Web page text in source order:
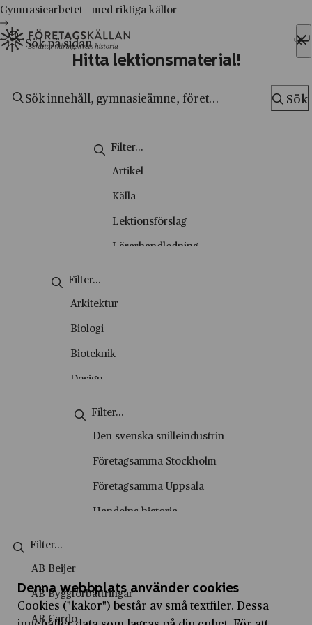
Hoppa till innehåll
Till innehåll
Gymnasiearbetet - med riktiga källor
Sök efter:
Hitta lektionsmaterial!
Sök
Sök
Artikel
Källa
Lektionsförslag
Lärarhandledning
Arkitektur
Biologi
Bioteknik
Design
Engelska
Entreprenörskap
Entreprenörskap och företagande
Film- och tv-produktion
Försäljning och kundservice
Geografi
Den svenska snilleindustrin
Företagsamma Stockholm
Företagsamma Uppsala
Handelns historia
History marketing
IVA Entreprenörskapsakademi
AB Beijer
AB Byggförbättringar
AB Cardo
Denna webbplats använder cookies
Cookies ("kakor") består av små textfiler. Dessa